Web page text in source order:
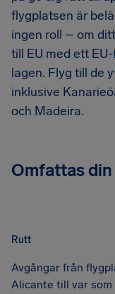
flygplatsen är
ingen roll – om
till EU med ett
lagen. Flyg till de
inklusive
och Madeira.
Omfattas din
Rutt
Avgångar från
Alicante till var